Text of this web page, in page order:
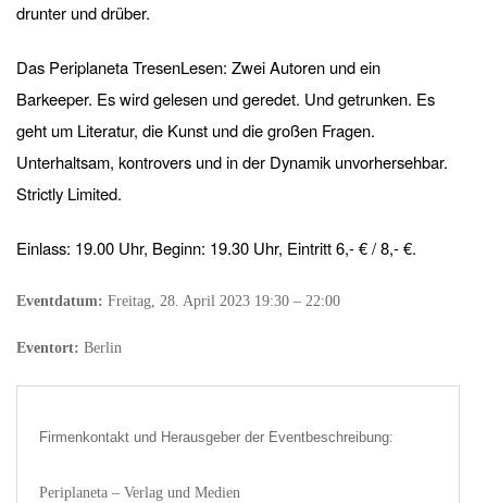
drunter und drüber.
Das Periplaneta TresenLesen: Zwei Autoren und ein
Barkeeper. Es wird gelesen und geredet. Und getrunken. Es
geht um Literatur, die Kunst und die großen Fragen.
Unterhaltsam, kontrovers und in der Dynamik unvorhersehbar.
Strictly Limited.
Einlass: 19.00 Uhr, Beginn: 19.30 Uhr, Eintritt 6,- € / 8,- €.
Eventdatum: Freitag, 28. April 2023 19:30 – 22:00
Eventort: Berlin
Firmenkontakt und Herausgeber der Eventbeschreibung:
Periplaneta – Verlag und Medien